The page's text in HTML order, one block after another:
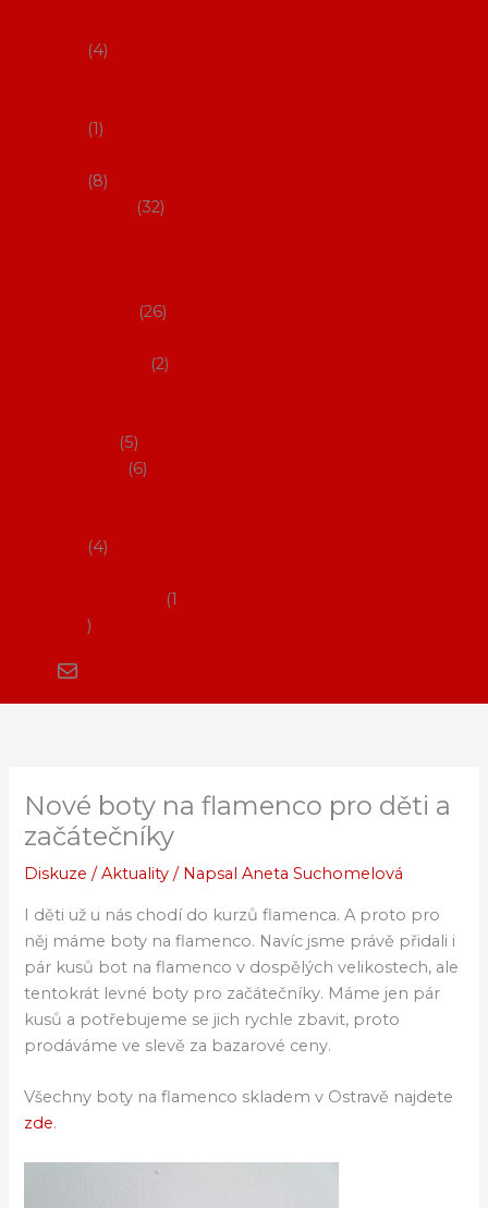
4
1
8
32
26
2
5
6
4
1
Nové boty na flamenco pro děti a
začátečníky
Diskuze /Aktuality / NapsalAneta Suchomelová
I děti už u nás chodí do kurzů flamenca. A proto pro
něj máme boty na flamenco. Navíc jsme právě přidali i
pár kusů bot na flamenco v dospělých velikostech, ale
tentokrát levné boty pro začátečníky. Máme jen pár
kusů a potřebujeme se jich rychle zbavit, proto
prodáváme ve slevě za bazarové ceny.
Všechny boty na flamenco skladem v Ostravě najdete
zde.